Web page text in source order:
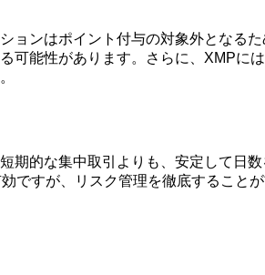
ンはポイント付与の対象外となる
能性があります。さらに、XMPに
的な集中取引よりも、安定して日
すが、リスク管理を徹底すること